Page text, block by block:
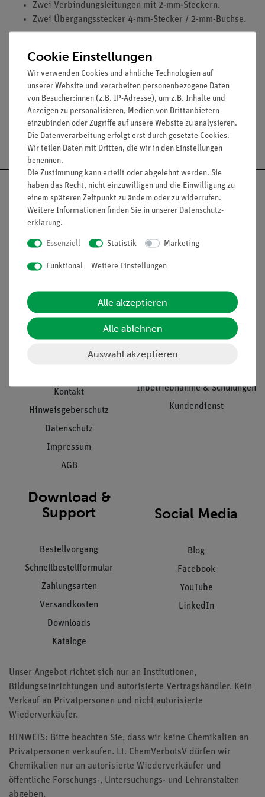
Zwei Verbindungsleitungen mit 2-mm-Steckern.
Zwei Übergangsstecker 4-mm-Stecker / 2-mm-Buchse.
Lieferumfang
Versandkostenfrei ab 300,- €
Unternehmen
Projekte und Lösungen
Kontakt
Hinweisgeberschutz
Datenschutz
Impressum
AGB
Übersicht Service
Beratung & Showroom
Inventarisierungs- &
Inbetriebnahme & Schulungen
Kundendienst
Download &
Support
Bestellvorgang
Schnellbestellformular
Zahlungsarten
Versandkosten
Downloads
Kataloge
Social Media
Blog
Facebook
YouTube
LinkedIn
Unser Angebot richtet sich nur an Institutionen,
Bildungseinrichtungen und autorisierte Vertragshändler. Kein
Verkauf an Privatpersonen und nicht autorisierte
Wiederverkäufer.
HINWEIS: Bitte beachten Sie, dass wir keine Chemikalien an
Privatpersonen verkaufen. Lt. ChemVerbotsV dürfen wir
Chemikalien nur an autorisierte Wiederverkäufer und
öffentliche Forschungs-, Untersuchungs- und Lehranstalten
abgeben.
Cookie Einstellungen
Wir verwenden Cookies und ähnliche Technologien auf
unserer Website und verarbeiten personenbezogene Daten
von Besucher:innen (z.B. IP-Adresse), um z.B. Inhalte und
Anzeigen zu personalisieren, Medien von Drittanbietern
einzubinden oder Zugriffe auf unsere Website zu analysieren.
Die Datenverarbeitung erfolgt erst durch gesetzte Cookies.
Wir teilen Daten mit Dritten, die wir in den Einstellungen
benennen.
Die Zustimmung kann erteilt oder abgelehnt werden. Sie
haben das Recht, nicht einzuwilligen und die Einwilligung zu
einem späteren Zeitpunkt zu ändern oder zu widerrufen.
Weitere Informationen finden Sie in unserer Daten­schutz­
erklärung.
Essenziell Statistik Marketing
Funktional Weitere Einstellungen
Alle akzeptieren
Alle ablehnen
Auswahl akzeptieren